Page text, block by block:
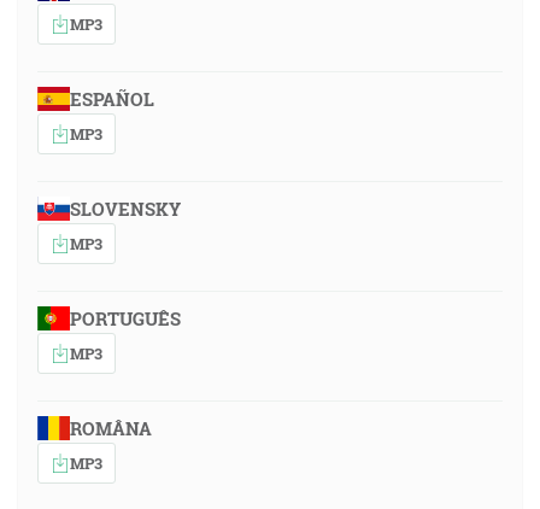
MP3
ESPAÑOL
MP3
SLOVENSKY
MP3
PORTUGUÊS
MP3
ROMÂNA
MP3